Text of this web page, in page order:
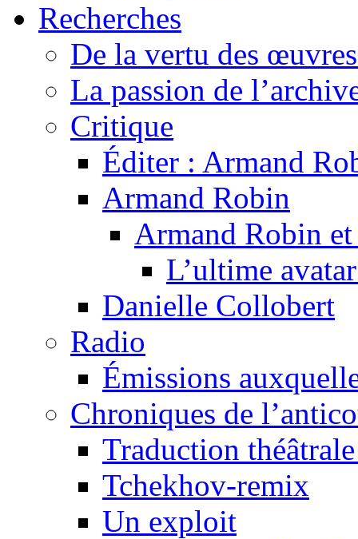
Recherches
De la vertu des
La passion de
Critique
Éditer : Armand
Armand Robin
Armand Robin
L’ultime
Danielle Collobert
Radio
Émissions
Chroniques de
Traduction
Tchekhov-remix
Un exploit